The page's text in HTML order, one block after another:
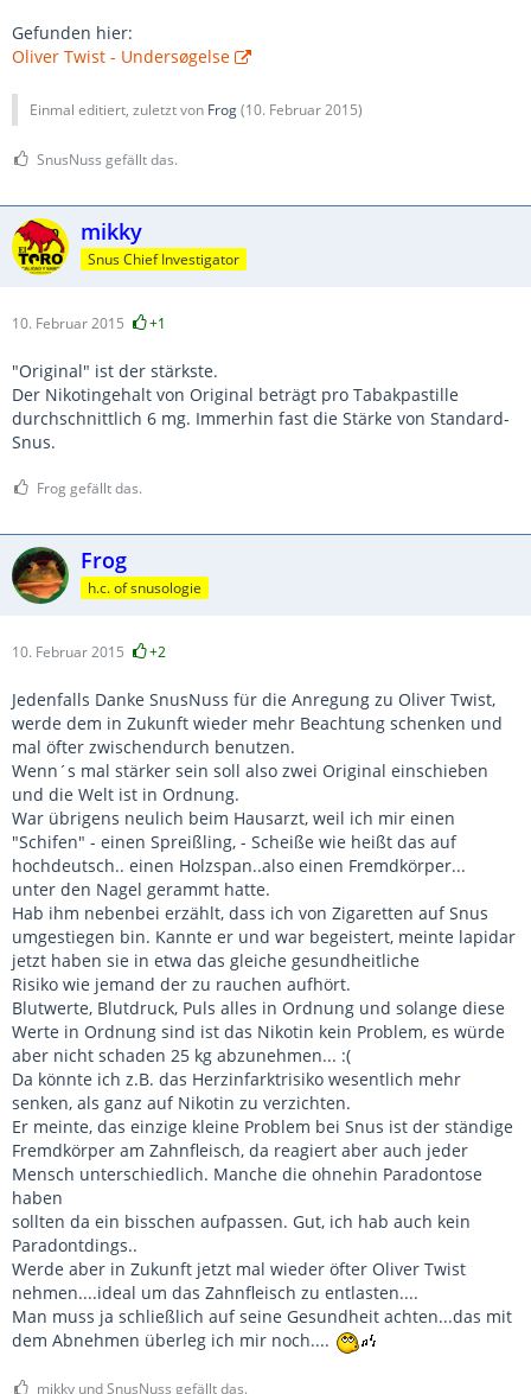
Gefunden hier:
Oliver Twist - Undersøgelse
Einmal editiert, zuletzt von Frog(10. Februar 2015)
SnusNuss gefällt das.
mikky
Snus Chief Investigator
10. Februar 2015 +1
"Original" ist der stärkste.
Der Nikotingehalt von Original beträgt pro Tabakpastille
durchschnittlich 6 mg. Immerhin fast die Stärke von Standard-
Snus.
Frog gefällt das.
Frog
h.c. of snusologie
10. Februar 2015 +2
Jedenfalls Danke SnusNuss für die Anregung zu Oliver Twist,
werde dem in Zukunft wieder mehr Beachtung schenken und
mal öfter zwischendurch benutzen.
Wenn´s mal stärker sein soll also zwei Original einschieben
und die Welt ist in Ordnung.
War übrigens neulich beim Hausarzt, weil ich mir einen
"Schifen" - einen Spreißling, - Scheiße wie heißt das auf
hochdeutsch.. einen Holzspan..also einen Fremdkörper...
unter den Nagel gerammt hatte.
Hab ihm nebenbei erzählt, dass ich von Zigaretten auf Snus
umgestiegen bin. Kannte er und war begeistert, meinte lapidar
jetzt haben sie in etwa das gleiche gesundheitliche
Risiko wie jemand der zu rauchen aufhört.
Blutwerte, Blutdruck, Puls alles in Ordnung und solange diese
Werte in Ordnung sind ist das Nikotin kein Problem, es würde
aber nicht schaden 25 kg abzunehmen... :(
Da könnte ich z.B. das Herzinfarktrisiko wesentlich mehr
senken, als ganz auf Nikotin zu verzichten.
Er meinte, das einzige kleine Problem bei Snus ist der ständige
Fremdkörper am Zahnfleisch, da reagiert aber auch jeder
Mensch unterschiedlich. Manche die ohnehin Paradontose
haben
sollten da ein bisschen aufpassen. Gut, ich hab auch kein
Paradontdings..
Werde aber in Zukunft jetzt mal wieder öfter Oliver Twist
nehmen....ideal um das Zahnfleisch zu entlasten....
Man muss ja schließlich auf seine Gesundheit achten...das mit
dem Abnehmen überleg ich mir noch....
mikky und SnusNuss gefällt das.